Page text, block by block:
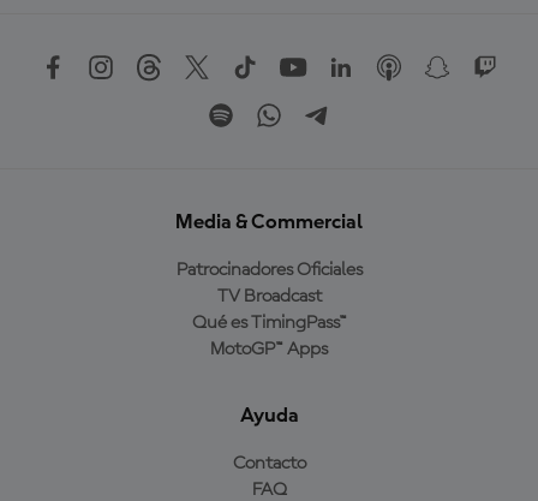
Media & Commercial
Patrocinadores Oficiales
TV Broadcast
Qué es TimingPass™
MotoGP™ Apps
Ayuda
Contacto
FAQ